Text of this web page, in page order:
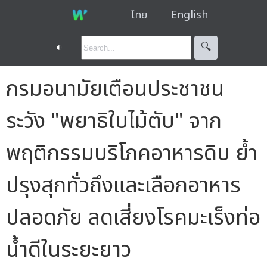
ไทย English
◐ 🔍︎
กรมอนามัยเตือนประชาชน
ระวัง "พยาธิใบไม้ตับ" จาก
พฤติกรรมบริโภคอาหารดิบ ย้ำ
ปรุงสุกทั่วถึงและเลือกอาหาร
ปลอดภัย ลดเสี่ยงโรคมะเร็งท่อ
น้ำดีในระยะยาว